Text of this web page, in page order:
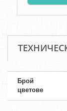
Брой
цветове